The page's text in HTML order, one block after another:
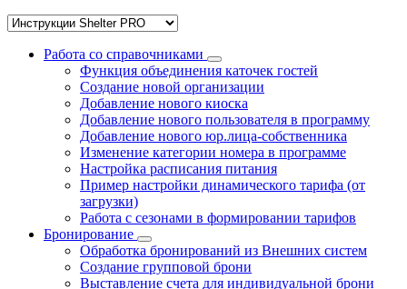
Работа со справочниками
Функция объединения каточек гостей
Создание новой организации
Добавление нового киоска
Добавление нового пользователя в программу
Добавление нового юр.лица-собственника
Изменение категории номера в программе
Настройка расписания питания
Пример настройки динамического тарифа (от
загрузки)
Работа с сезонами в формировании тарифов
Бронирование
Обработка бронирований из Внешних систем
Создание групповой брони
Выставление счета для индивидуальной брони